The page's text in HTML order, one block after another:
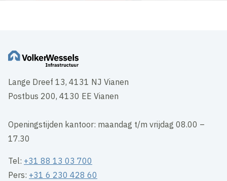
Lange Dreef 13, 4131 NJ Vianen
Postbus 200, 4130 EE Vianen
Openingstijden kantoor: maandag t/m vrijdag 08.00 –
17.30
Tel: +31 88 13 03 700
Pers: +31 6 230 428 60